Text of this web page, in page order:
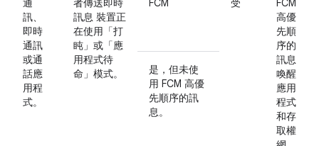
通
訊、
即時
通訊
或通
話應
用程
式。
者傳送即時
訊息 裝置正
在使用「打
盹」或「應
用程式待
命」模式。
FCM
受
FCM
高優
先順
序的
訊息
喚醒
應用
程式
和存
取權
是，但未使
用 FCM 高優
先順序的訊
息。